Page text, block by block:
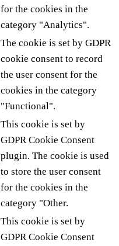
for the cookies in the
category "Analytics".
The cookie is set by GDPR
cookie consent to record
the user consent for the
cookies in the category
"Functional".
This cookie is set by
GDPR Cookie Consent
plugin. The cookie is used
to store the user consent
for the cookies in the
category "Other.
This cookie is set by
GDPR Cookie Consent